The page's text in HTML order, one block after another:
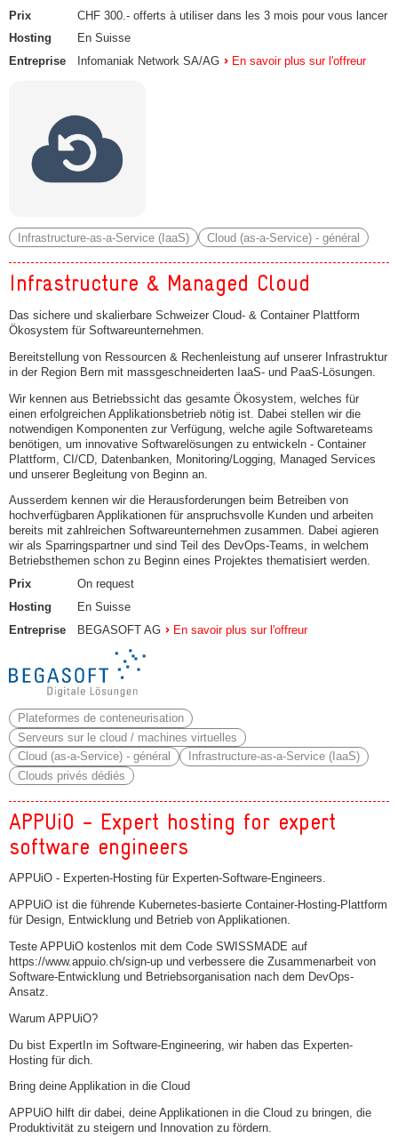
Prix
CHF 300.- offerts à utiliser dans les 3 mois pour vous lancer
Hosting
En Suisse
Entreprise
Infomaniak Network SA/AG En savoir plus sur l'offreur
Infrastructure-as-a-Service (IaaS) Cloud (as-a-Service) - général
Infrastructure & Managed Cloud
Das sichere und skalierbare Schweizer Cloud- & Container Plattform
Ökosystem für Softwareunternehmen.
Bereitstellung von Ressourcen & Rechenleistung auf unserer Infrastruktur
in der Region Bern mit massgeschneiderten IaaS- und PaaS-Lösungen.
Wir kennen aus Betriebssicht das gesamte Ökosystem, welches für
einen erfolgreichen Applikationsbetrieb nötig ist. Dabei stellen wir die
notwendigen Komponenten zur Verfügung, welche agile Softwareteams
benötigen, um innovative Softwarelösungen zu entwickeln - Container
Plattform, CI/CD, Datenbanken, Monitoring/Logging, Managed Services
und unserer Begleitung von Beginn an.
Ausserdem kennen wir die Herausforderungen beim Betreiben von
hochverfügbaren Applikationen für anspruchsvolle Kunden und arbeiten
bereits mit zahlreichen Softwareunternehmen zusammen. Dabei agieren
wir als Sparringspartner und sind Teil des DevOps-Teams, in welchem
Betriebsthemen schon zu Beginn eines Projektes thematisiert werden.
Prix
On request
Hosting
En Suisse
Entreprise
BEGASOFT AG En savoir plus sur l'offreur
Plateformes de conteneurisation
Serveurs sur le cloud / machines virtuelles
Cloud (as-a-Service) - général
Infrastructure-as-a-Service (IaaS)
Clouds privés dédiés
APPUiO - Expert hosting for expert
software engineers
APPUiO - Experten-Hosting für Experten-Software-Engineers.​
APPUiO ist die führende Kubernetes-basierte Container-Hosting-Plattform
für Design, Entwicklung und Betrieb von Applikationen.
Teste APPUiO kostenlos mit dem Code SWISSMADE auf
https://www.appuio.ch/sign-up und verbessere die Zusammenarbeit von
Software-Entwicklung und Betriebsorganisation nach dem DevOps-
Ansatz.
Warum APPUiO?
Du bist ExpertIn im Software-Engineering, wir haben das Experten-
Hosting für dich.
Bring deine Applikation in die Cloud
APPUiO hilft dir dabei, deine Applikationen in die Cloud zu bringen, die
Produktivität zu steigern und Innovation zu fördern.